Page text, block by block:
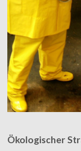
Ökologischer